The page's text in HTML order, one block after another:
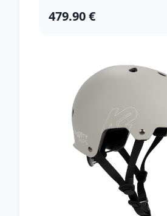
479.90 €